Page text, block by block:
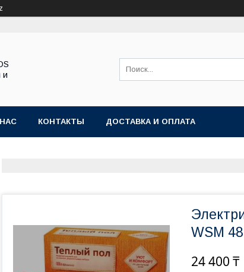
и
КОНТАКТЫ ДОСТАВКА И ОПЛАТА
WSM
24 400 ₸